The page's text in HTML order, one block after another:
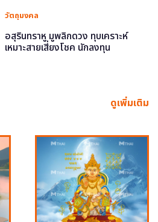
วัตถุมงคล
อสุรินทราหู มูพลิกดวง ทุบเคราะห์
เหมาะสายเสี่ยงโชค นักลงทุน
ดูเพิ่มเติม